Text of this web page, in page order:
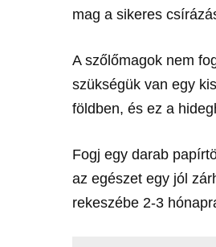
mag a sikeres
A szőlőmagok nem
szükségük van egy
földben, és ez a
Fogj egy darab
az egészet egy jól
rekeszébe 2-3